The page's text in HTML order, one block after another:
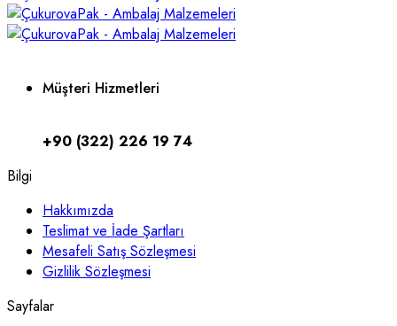
Müşteri Hizmetleri
+90 (322) 226 19 74
Bilgi
Hakkımızda
Teslimat ve İade Şartları
Mesafeli Satış Sözleşmesi
Gizlilik Sözleşmesi
Sayfalar